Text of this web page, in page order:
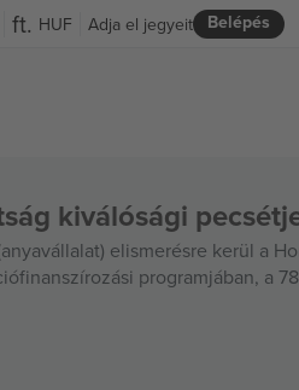
HUF Belépés
Adja el jegyeit
kiválósági
elismerésre kerül a
programjában, a